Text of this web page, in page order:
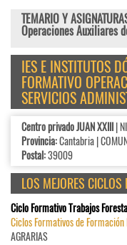
TEMARIO Y
Operaciones Auxiliares
IES E INSTITUTOS
FORMATIVO
SERVICIOS
Centro privado JUAN XXIII|
Provincia:Cantabria |
Postal:39009
LOS MEJORES
Ciclo Formativo Trabajos
Ciclos Formativos de
AGRARIAS